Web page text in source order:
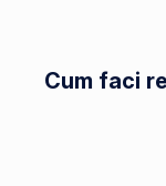
Cum faci